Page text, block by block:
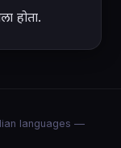
होता.
languages —